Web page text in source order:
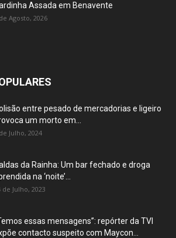
Assada em Benavente
Agosto, 2026
entre pesado de mercadorias e ligeiro
um morto em...
Julho, 2024
da Rainha: Um bar fechado e droga
na ‘noite’...
de Julho, 2023
essas mensagens”: repórter da TVI
contacto suspeito com Maycon...